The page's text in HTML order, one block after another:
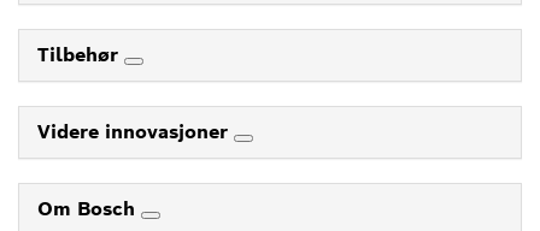
Tilbehør
Videre innovasjoner
Om Bosch